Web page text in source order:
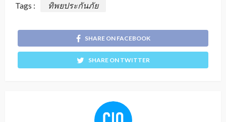
Tags : ทิพยประกันภัย
SHARE ON FACEBOOK
SHARE ON TWITTER